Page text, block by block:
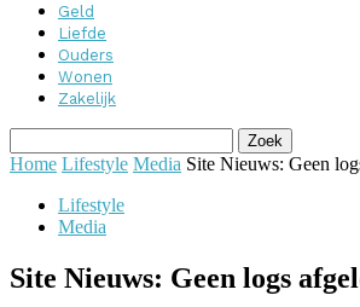
Geld
Liefde
Ouders
Wonen
Zakelijk
Home Lifestyle Media Site Nieuws: Geen
Lifestyle
Media
Site Nieuws: Geen logs